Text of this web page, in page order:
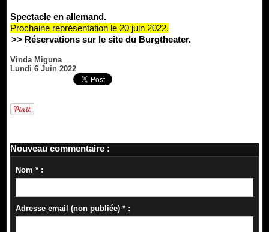
Spectacle en allemand.
Prochaine représentation le 20 juin 2022.
>> Réservations sur le site du Burgtheater.
Vinda Miguna
Lundi 6 Juin 2022
Nouveau commentaire :
Nom * :
Adresse email (non publiée) * :